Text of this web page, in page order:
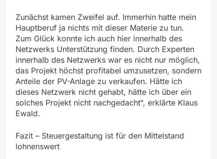
Zunächst kamen Zweifel auf. Immerhin hatte mein
Hauptberuf ja nichts mit dieser Materie zu tun.
Zum Glück konnte ich auch hier innerhalb des
Netzwerks Unterstützung finden. Durch Experten
innerhalb des Netzwerks war es nicht nur möglich,
das Projekt höchst profitabel umzusetzen, sondern
Anteile der PV-Anlage zu verkaufen. Hätte ich
dieses Netzwerk nicht gehabt, hätte ich über ein
solches Projekt nicht nachgedacht“, erklärte Klaus
Ewald.
Fazit – Steuergestaltung ist für den Mittelstand
lohnenswert